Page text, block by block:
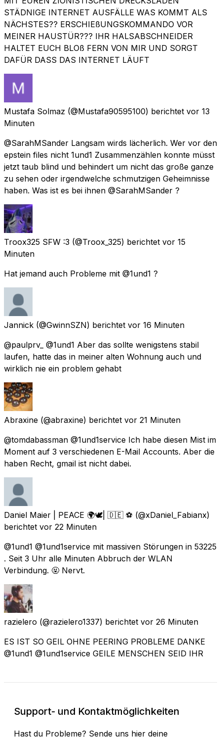
STÄDNIGE INTERNET AUSFÄLLE WAS KOMMT ALS
NÄCHSTES?? ERSCHIEßUNGSKOMMANDO VOR
MEINER HAUSTÜR??? IHR HALSABSCHNEIDER
HALTET EUCH BLOß FERN VON MIR UND SORGT
DAFÜR DASS DAS INTERNET LÄUFT
Mustafa Solmaz (@Mustafa90595100) berichtet vor 13
Minuten
@SarahMSander Langsam wirds lächerlich. Wer vor den
epstein files nicht 1und1 Zusammenzählen konnte müsst
jetzt taub blind und behindert um nicht das große ganze
zu sehen oder irgendwelche schmutzigen Geheimnisse
haben. Was ist es bei ihnen @SarahMSander ?
Troox325 SFW :3 (@Troox_325) berichtet vor 15
Minuten
Hat jemand auch Probleme mit @1und1 ?
Jannick (@GwinnSZN) berichtet vor 16 Minuten
@paulprv_ @1und1 Aber das sollte wenigstens stabil
laufen, hatte das in meiner alten Wohnung auch und
wirklich nie ein problem gehabt
Abraxine (@abraxine) berichtet vor 21 Minuten
@tomdabassman @1und1service Ich habe diesen Mist im
Moment auf 3 verschiedenen E-Mail Accounts. Aber die
haben Recht, gmail ist nicht dabei.
Daniel Maier | PEACE 🌍🕊| 🇩🇪 ⚽️ (@xDaniel_Fabianx)
berichtet vor 22 Minuten
@1und1 @1und1service mit massiven Störungen in 53225
. Seit 3 Uhr alle Minuten Abbruch der WLAN
Verbindung. 🤬 Nervt.
razielero (@razielero1337) berichtet vor 26 Minuten
ES IST SO GEIL OHNE PEERING PROBLEME DANKE
@1und1 @1und1service GEILE MENSCHEN SEID IHR
Support- und Kontaktmöglichkeiten
Hast du Probleme? Sende uns hier deine